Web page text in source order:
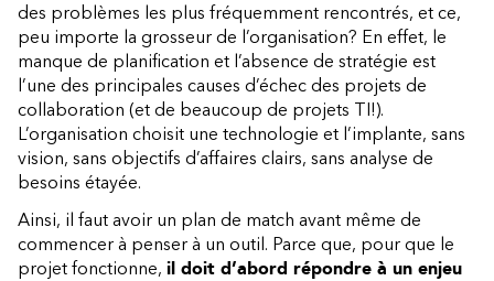
des problèmes les plus fréquemment rencontrés, et ce,
peu importe la grosseur de l’organisation? En effet, le
manque de planification et l’absence de stratégie est
l’une des principales causes d’échec des projets de
collaboration (et de beaucoup de projets TI!).
L’organisation choisit une technologie et l’implante, sans
vision, sans objectifs d’affaires clairs, sans analyse de
besoins étayée.
Ainsi, il faut avoir un plan de match avant même de
commencer à penser à un outil. Parce que, pour que le
projet fonctionne, il doit d’abord répondre à un enjeu